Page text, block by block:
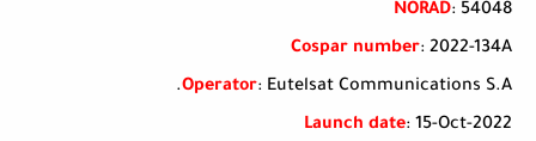
NORAD: 54048
Cospar number: 2022-134A
Operator: Eutelsat Communications S.A.
Launch date: 15-Oct-2022